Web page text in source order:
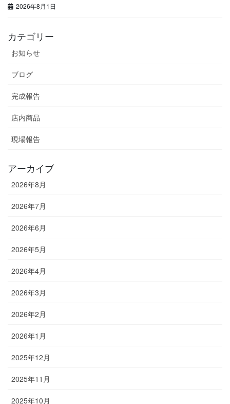
2026年8月1日
カテゴリー
お知らせ
ブログ
完成報告
店内商品
現場報告
アーカイブ
2026年8月
2026年7月
2026年6月
2026年5月
2026年4月
2026年3月
2026年2月
2026年1月
2025年12月
2025年11月
2025年10月